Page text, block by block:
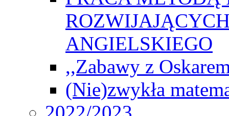
ANGIELSKIEGO
,,Zabawy z
(Nie)zwykła